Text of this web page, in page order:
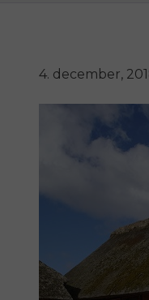
4. december,